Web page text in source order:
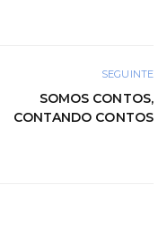
SEGUINTE
SOMOS CONTOS,
CONTANDO CONTOS